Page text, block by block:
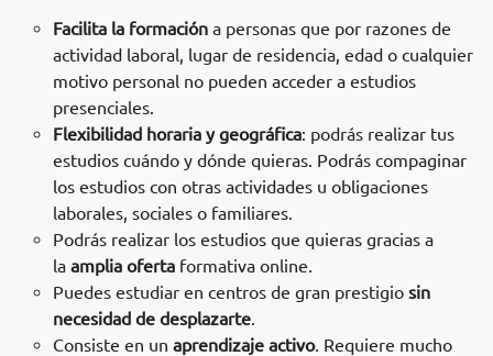
Facilita la formación a personas que por razones de
actividad laboral, lugar de residencia, edad o cualquier
motivo personal no pueden acceder a estudios
presenciales.
Flexibilidad horaria y geográfica: podrás realizar tus
estudios cuándo y dónde quieras. Podrás compaginar
los estudios con otras actividades u obligaciones
laborales, sociales o familiares.
Podrás realizar los estudios que quieras gracias a
la amplia oferta formativa online.
Puedes estudiar en centros de gran prestigio sin
necesidad de desplazarte
Consiste en un aprendizaje activo. Requiere mucho